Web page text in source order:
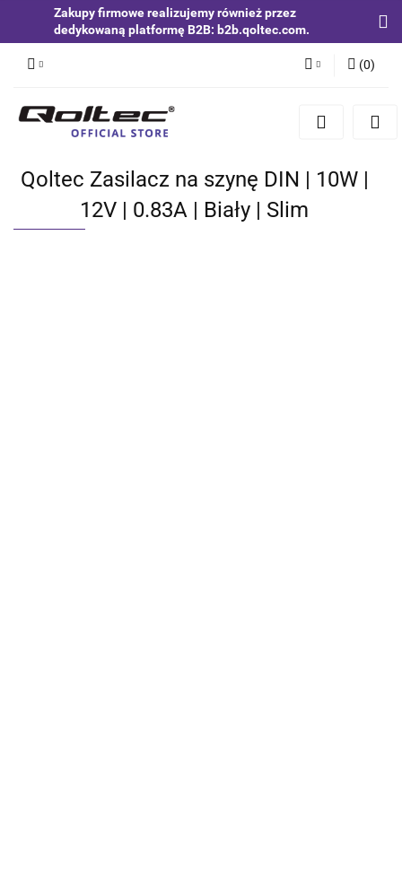
Zakupy firmowe realizujemy również przez
dedykowaną platformę B2B: b2b.qoltec.com.
Zaloguj się
Zgody cookies
(0)
Qoltec Zasilacz na szynę DIN | 10W |
12V | 0.83A | Biały | Slim